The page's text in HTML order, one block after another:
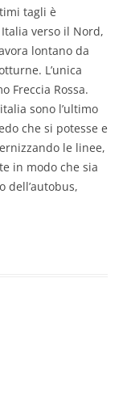
tagli è
verso il Nord,
lontano da
L’unica
Freccia Rossa.
sono l’ultimo
che si potesse e
le linee,
in modo che sia
dell’autobus,